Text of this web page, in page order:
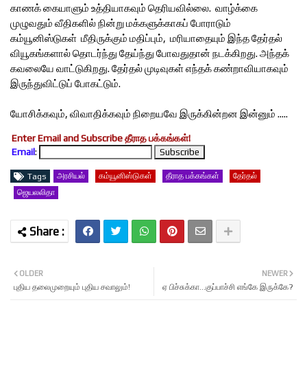
காணக் கையாளும் உத்தியாகவும் தெரியவில்லை. வாழ்க்கை
முழுவதும் வீதிகளில் நின்று மக்களுக்காகப் போராடும்
கம்யூனிஸ்டுகள் மீதிருக்கும் மதிப்பும், மரியாதையும் இந்த தேர்தல்
வியூகங்களால் தொடர்ந்து தேய்ந்து போவதுதான் நடக்கிறது. அந்தக்
கவலையே வாட்டுகிறது. தேர்தல் முடிவுகள் எந்தக் கண்றாவியாகவும்
இருந்துவிட்டுப் போகட்டும்.
யோசிக்கவும், விவாதிக்கவும் நிறையவே இருக்கின்றன இன்னும் .....
Enter Email and Subscribe தீராத பக்கங்கள்!
Email:
Tags அரசியல் கம்யூனிஸ்டுகள் தீராத பக்கங்கள்
தேர்தல்
ஜெயலலிதா
NEWER
ஏ பிச்சுக்கா...குப்பாச்சி எங்கே இருக்கே?
OLDER
புதிய தலைமுறையும் புதிய சவாலும்!